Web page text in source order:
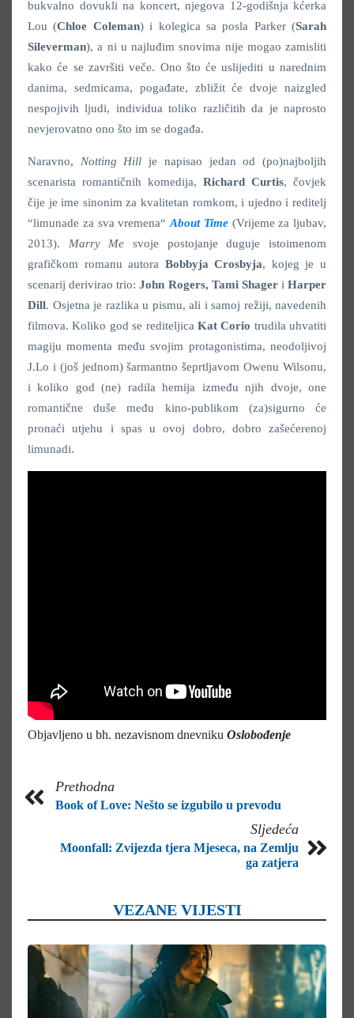
bukvalno dovukli na koncert, njegova 12-godišnja kćerka
Lou (Chloe Coleman) i kolegica sa posla Parker (Sarah
Sileverman), a ni u najluđim snovima nije mogao zamisliti
kako će se završiti veče. Ono što će uslijediti u narednim
danima, sedmicama, pogađate, zbližit će dvoje naizgled
nespojivih ljudi, individua toliko različitih da je naprosto
nevjerovatno ono što im se događa.
Naravno, Notting Hillje napisao jedan od (po)najboljih
scenarista romantičnih komedija, Richard Curtis, čovjek
čije je ime sinonim za kvalitetan romkom, i ujedno i reditelj
“limunade za sva vremena“ About Time(Vrijeme za ljubav,
2013). Marry Me svoje postojanje duguje istoimenom
grafičkom romanu autora Bobbyja Crosbyja, kojeg je u
scenarij derivirao trio:John Rogers, Tami Shageri Harper
Dill. Osjetna je razlika u pismu, ali i samoj režiji, navedenih
filmova. Koliko god se rediteljica Kat Corio trudila uhvatiti
magiju momenta među svojim protagonistima, neodoljivoj
J.Lo i (još jednom) šarmantno šeprtljavom Owenu Wilsonu,
i koliko god (ne) radila hemija između njih dvoje, one
romantične duše među kino-publikom (za)sigurno će
pronaći utjehu i spas u ovoj dobro, dobro zašećerenoj
limunadi.
Objavljeno u bh. nezavisnom dnevniku Oslobođenje
Prethodna
Book of Love: Nešto se izgubilo u prevodu
Sljedeća
Moonfall: Zvijezda tjera Mjeseca, na Zemlju
ga zatjera
VEZANE VIJESTI